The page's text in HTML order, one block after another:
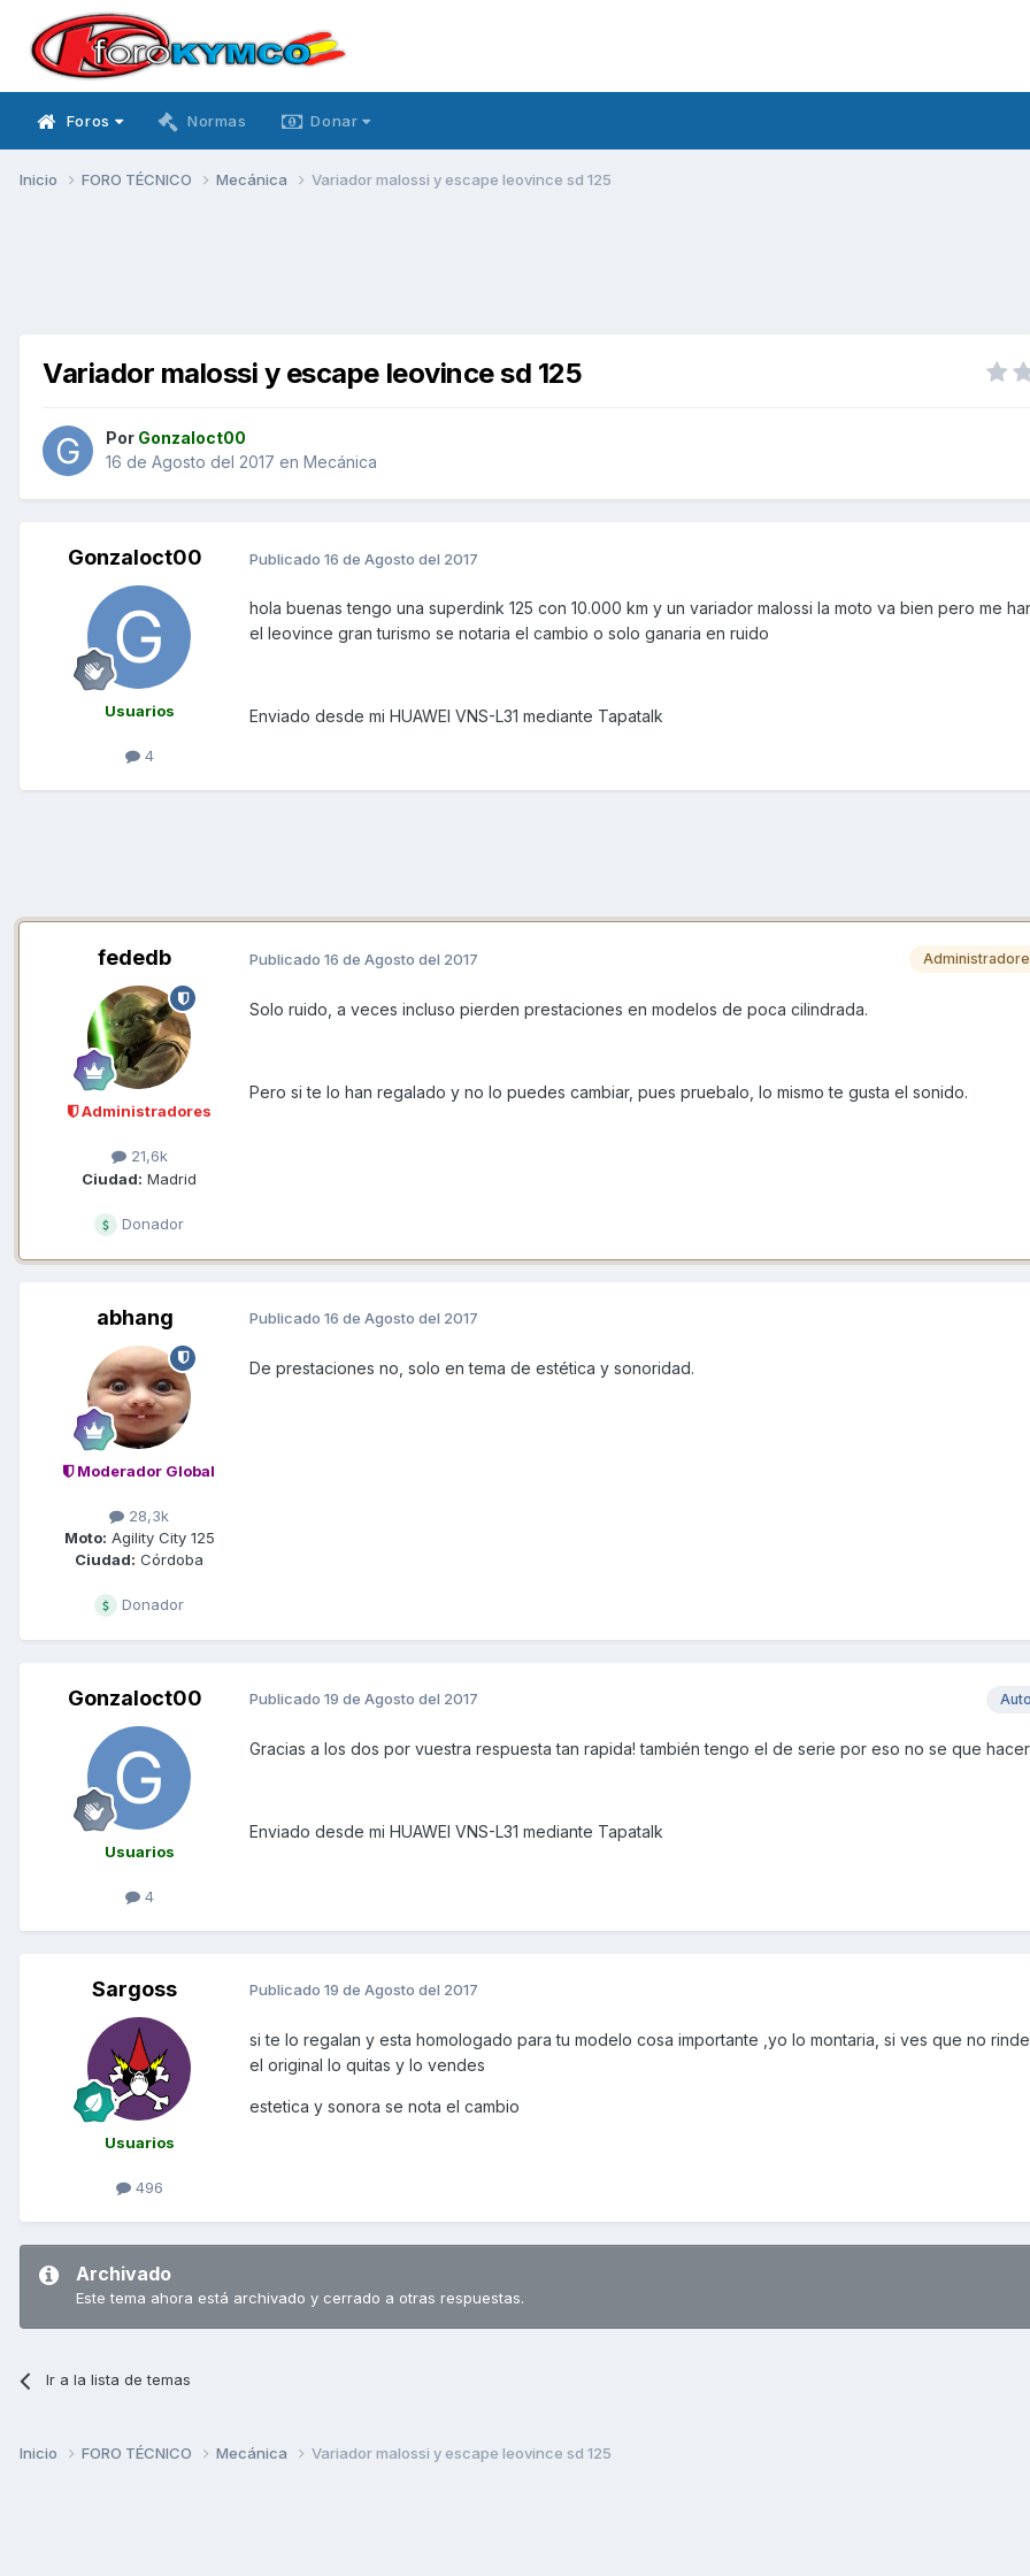
Foros Normas Donar
Inicio FORO TÉCNICO Mecánica Variador malossi y escape leovince sd 125
Variador malossi y escape leovince sd 125
Por Gonzaloct00
16 de Agosto del 2017 en Mecánica
Gonzaloct00
Usuarios
4
Publicado 16 de Agosto del 2017
hola buenas tengo una superdink 125 con 10.000 km y un variador malossi la moto va bien pero me
el leovince gran turismo se notaria el cambio o solo ganaria en ruido
Enviado desde mi HUAWEI VNS-L31 mediante Tapatalk
fededb
Administradores
21,6k
Ciudad: Madrid
Donador
Publicado 16 de Agosto del 2017
Solo ruido, a veces incluso pierden prestaciones en modelos de poca cilindrada.
Pero si te lo han regalado y no lo puedes cambiar, pues pruebalo, lo mismo te gusta el sonido.
abhang
Moderador Global
28,3k
Moto: Agility City 125
Ciudad: Córdoba
Donador
Publicado 16 de Agosto del 2017
De prestaciones no, solo en tema de estética y sonoridad.
Gonzaloct00
Usuarios
4
Publicado 19 de Agosto del 2017
Gracias a los dos por vuestra respuesta tan rapida! también tengo el de serie por eso no se que hacer
Enviado desde mi HUAWEI VNS-L31 mediante Tapatalk
Sargoss
Usuarios
496
Publicado 19 de Agosto del 2017
si te lo regalan y esta homologado para tu modelo cosa importante ,yo lo montaria, si ves que no
el original lo quitas y lo vendes
estetica y sonora se nota el cambio
Archivado
Este tema ahora está archivado y cerrado a otras respuestas.
Ir a la lista de temas
Inicio FORO TÉCNICO Mecánica Variador malossi y escape leovince sd 125